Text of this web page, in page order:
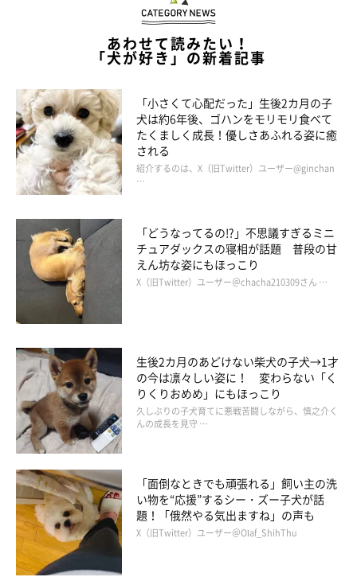
あわせて読みたい！
「犬が好き」の新着記事
「小さくて心配だった」生後2カ月の子
犬は約6年後、ゴハンをモリモリ食べて
たくましく成長！優しさあふれる姿に癒
される
紹介するのは、X（旧Twitter）ユーザー@ginchan
…
「どうなってるの!?」不思議すぎるミニ
チュアダックスの寝相が話題 普段の甘
えん坊な姿にもほっこり
X（旧Twitter）ユーザー＠chacha210309さん …
生後2カ月のあどけない柴犬の子犬→1才
の今は凛々しい姿に！ 変わらない「く
りくりおめめ」にもほっこり
久しぶりの子犬育てに悪戦苦闘しながら、慎之介く
んの成長を見守 …
「面倒なときでも頑張れる」飼い主の洗
い物を“応援”するシー・ズー子犬が話
題！「俄然やる気出ますね」の声も
X（旧Twitter）ユーザー＠Olaf_ShihThu